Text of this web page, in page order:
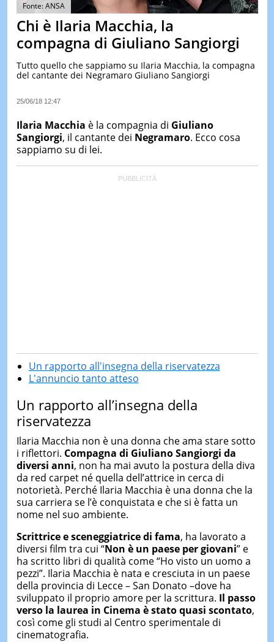
&
TEST
Fonte: ANSA
Chi è Ilaria Macchia, la
compagna di Giuliano Sangiorgi
Tutto quello che sappiamo su Ilaria Macchia, la compagna
del cantante dei Negramaro Giuliano Sangiorgi
25/06/18 12:47
Ilaria Macchia è la compagnia di Giuliano
Sangiorgi, il cantante dei Negramaro. Ecco cosa
sappiamo su di lei.
Un rapporto all'insegna della riservatezza
L'annuncio tanto atteso
Un rapporto all’insegna della
riservatezza
Ilaria Macchia non è una donna che ama stare sotto
i riflettori. Compagna di Giuliano Sangiorgi da
diversi anni, non ha mai avuto la postura della diva
da red carpet né quella dell’attrice in cerca di
notorietà. Perché Ilaria Macchia è una donna che la
sua carriera se l’è conquistata e che si è fatta un
nome nel suo ambiente.
Scrittrice e sceneggiatrice di fama, ha lavorato a
diversi film tra cui “Non è un paese per giovani” e
ha scritto libri di qualità come “Ho visto un uomo a
pezzi”. Ilaria Macchia è nata e cresciuta in un paese
della provincia di Lecce – San Donato –dove ha
sviluppato il proprio amore per la scrittura. Il passo
verso la laurea in Cinema è stato quasi scontato,
così come gli studi al Centro sperimentale di
cinematografia.